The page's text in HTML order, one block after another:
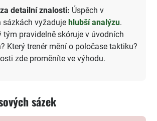
detailní znalosti: Úspěch v
sázkách vyžaduje hlubší analýzu.
tým pravidelně skóruje v úvodních
Který trenér mění o poločase taktiku?
zde proměníte ve výhodu.
sázek